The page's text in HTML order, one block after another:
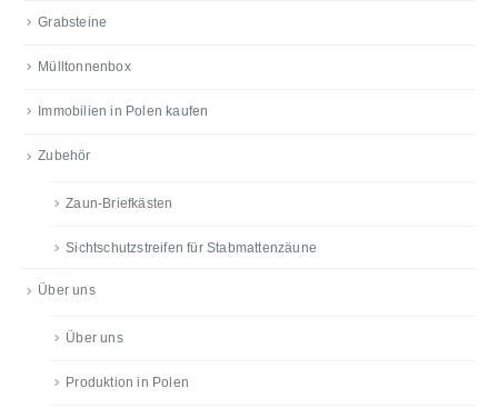
Grabsteine
Mülltonnenbox
Immobilien in Polen kaufen
Zubehör
Zaun-Briefkästen
Sichtschutzstreifen für Stabmattenzäune
Über uns
Über uns
Produktion in Polen